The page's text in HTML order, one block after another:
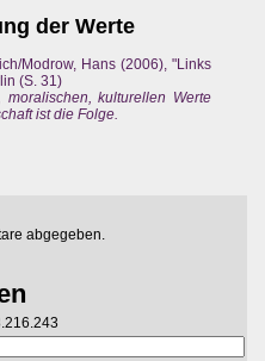
der Werte
Modrow, Hans (2006), "Links
(S. 31)
kulturellen Werte
ist die Folge.
abgegeben.